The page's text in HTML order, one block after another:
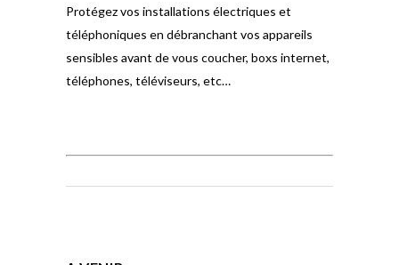
Protégez vos installations électriques et
téléphoniques en débranchant vos appareils
sensibles avant de vous coucher, boxs internet,
téléphones, téléviseurs, etc…